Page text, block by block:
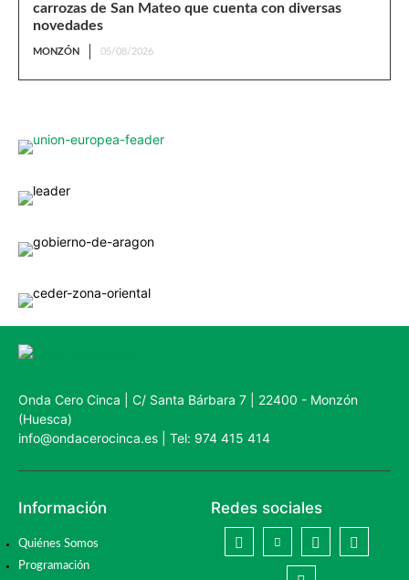
carrozas de San Mateo que cuenta con diversas
novedades
MONZÓN 05/08/2026
Onda Cero Cinca | C/ Santa Bárbara 7 | 22400 - Monzón
(Huesca)
info@ondacerocinca.es | Tel: 974 415 414
Información
Quiénes Somos
Programación
Redes sociales